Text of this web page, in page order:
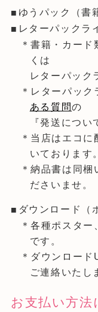
ゆうパック（書
レターパックラ
＊書籍・カー
くは
レターパック
＊レターパック
ある質問の
『発送につい
＊当店はエコ
いております。
＊納品書は同梱
ださいませ。
ダウンロード（
＊各種ポスタ
です。
＊ダウンロー
ご連絡いたし
お支払い方法